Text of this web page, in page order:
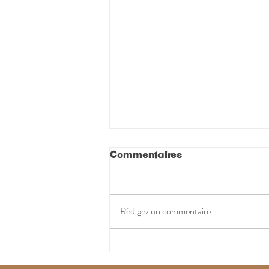
Commentaires
Rédigez un commentaire...